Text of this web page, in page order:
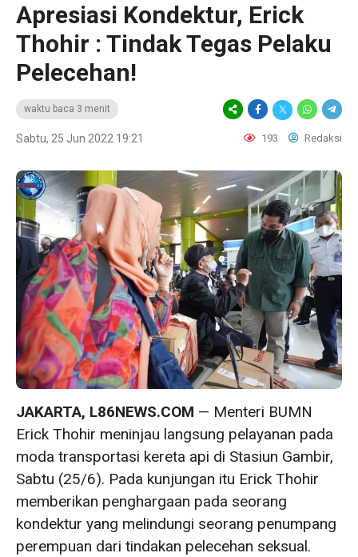
Apresiasi Kondektur, Erick
Thohir : Tindak Tegas Pelaku
Pelecehan!
waktu baca 3 menit
Sabtu, 25 Jun 2022 19:21 193 Redaksi
JAKARTA, L86NEWS.COM — Menteri BUMN
Erick Thohir meninjau langsung pelayanan pada
moda transportasi kereta api di Stasiun Gambir,
Sabtu (25/6). Pada kunjungan itu Erick Thohir
memberikan penghargaan pada seorang
kondektur yang melindungi seorang penumpang
perempuan dari tindakan pelecehan seksual.